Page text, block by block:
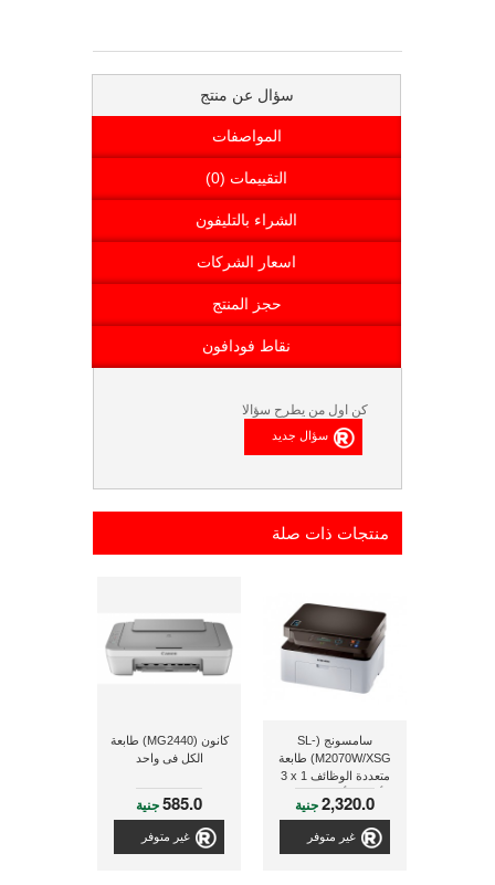
سؤال عن منتج
المواصفات
التقييمات (0)
الشراء بالتليفون
اسعار الشركات
حجز المنتج
نقاط فودافون
كن اول من يطرح سؤالا
منتجات ذات صلة
سامسونج (SL-
M2070W/XSG) طابعة
متعددة الوظائف ‎3 x 1
أبيض و أسود مزودة
بخاصية الواى فاى-طباعة
و نسخ و مسح ضوئى
2,320.0جنية
غير متوفر
كانون (MG2440) طابعة
الكل فى واحد
585.0جنية
غير متوفر